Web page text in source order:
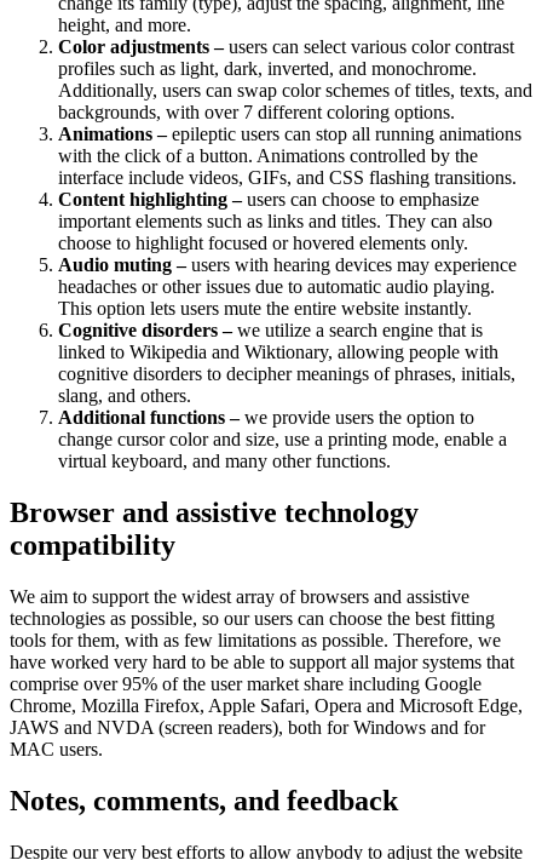
height, and more.
Color adjustments –users can select various color contrast
profiles such as light, dark, inverted, and monochrome.
Additionally, users can swap color schemes of titles, texts, and
backgrounds, with over 7 different coloring options.
Animations –epileptic users can stop all running animations
with the click of a button. Animations controlled by the
interface include videos, GIFs, and CSS flashing transitions.
Content highlighting –users can choose to emphasize
important elements such as links and titles. They can also
choose to highlight focused or hovered elements only.
Audio muting –users with hearing devices may experience
headaches or other issues due to automatic audio playing.
This option lets users mute the entire website instantly.
Cognitive disorders –we utilize a search engine that is
linked to Wikipedia and Wiktionary, allowing people with
cognitive disorders to decipher meanings of phrases, initials,
slang, and others.
Additional functions –we provide users the option to
change cursor color and size, use a printing mode, enable a
virtual keyboard, and many other functions.
Browser and assistive technology
compatibility
We aim to support the widest array of browsers and assistive
technologies as possible, so our users can choose the best fitting
tools for them, with as few limitations as possible. Therefore, we
have worked very hard to be able to support all major systems that
comprise over 95% of the user market share including Google
Chrome, Mozilla Firefox, Apple Safari, Opera and Microsoft Edge,
JAWS and NVDA (screen readers), both for Windows and for
MAC users.
Notes, comments, and feedback
Despite our very best efforts to allow anybody to adjust the website